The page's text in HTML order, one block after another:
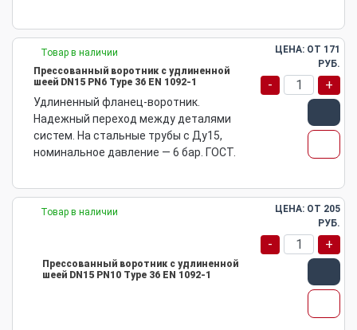
Товар в наличии
Прессованный воротник с удлиненной
шеей DN15 PN6 Type 36 EN 1092-1
Удлиненный фланец-воротник.
Надежный переход между деталями
систем. На стальные трубы с Ду15,
номинальное давление — 6 бар. ГОСТ.
ЦЕНА: ОТ 171
РУБ.
- +
Товар в наличии
Прессованный воротник с удлиненной
шеей DN15 PN10 Type 36 EN 1092-1
ЦЕНА: ОТ 205
РУБ.
- +